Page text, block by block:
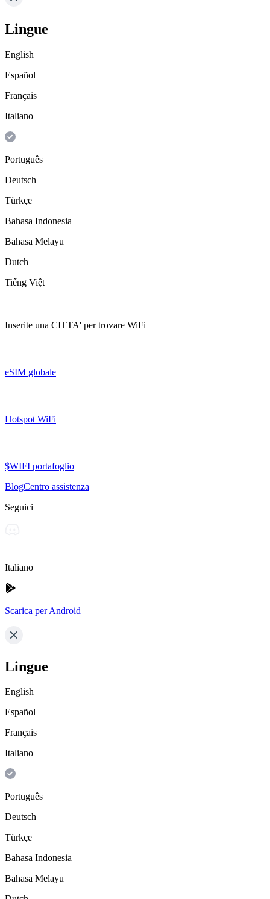
Lingue
English
Español
Français
Italiano
Português
Deutsch
Türkçe
Bahasa Indonesia
Bahasa Melayu
Dutch
Tiếng Việt
Inserite una CITTA' per trovare WiFi
eSIM globale
Hotspot WiFi
$WIFI portafoglio
BlogCentro assistenza
Seguici
Italiano
Scarica per Android
Lingue
English
Español
Français
Italiano
Português
Deutsch
Türkçe
Bahasa Indonesia
Bahasa Melayu